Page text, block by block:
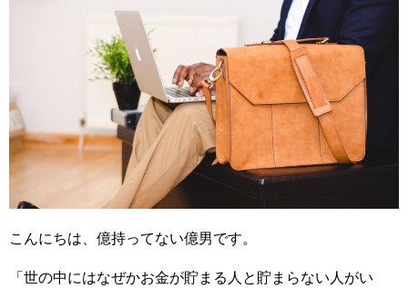
こんにちは、億持ってない億男です。
「世の中にはなぜかお金が貯まる人と貯まらない人がい